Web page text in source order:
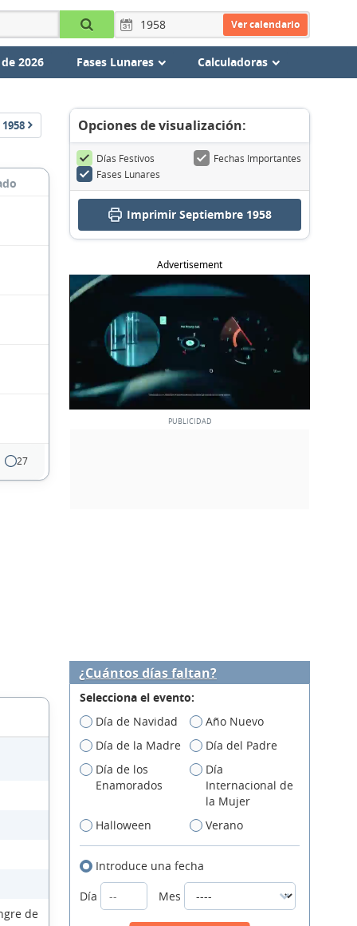
Ver calendario
2026 Fases Lunares Calculadoras
1958
27
Opciones de visualización:
Días Festivos
Fechas Importantes
Fases Lunares
Imprimir Septiembre 1958
Advertisement
de
¿Cuántos días faltan?
Selecciona el evento:
Día de Navidad
Año Nuevo
Día de la Madre
Día del Padre
Día de los
Enamorados
Día
Internacional de
la Mujer
Halloween
Verano
Introduce una fecha
Día
Mes